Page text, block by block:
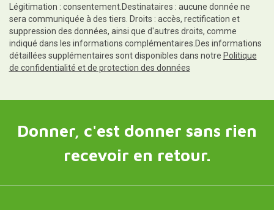
Légitimation : consentement.Destinataires : aucune donnée ne
sera communiquée à des tiers. Droits : accès, rectification et
suppression des données, ainsi que d'autres droits, comme
indiqué dans les informations complémentaires.Des informations
détaillées supplémentaires sont disponibles dans notre Politique
de confidentialité et de protection des données
Donner, c'est donner sans rien
recevoir en retour.